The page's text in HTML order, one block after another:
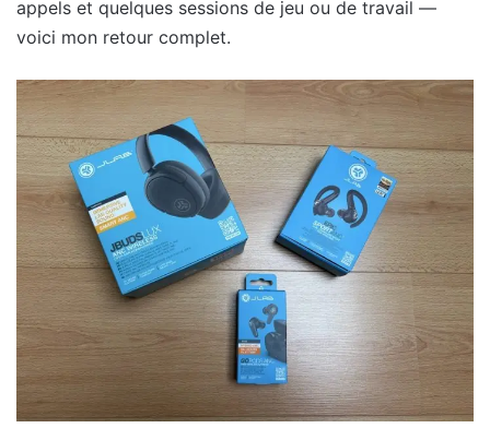
appels et quelques sessions de jeu ou de travail —
voici mon retour complet.